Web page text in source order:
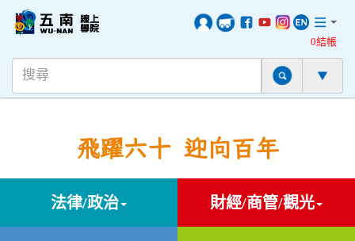
0結帳
飛躍六十 迎向百年
法律/政治 財經/商管/觀光